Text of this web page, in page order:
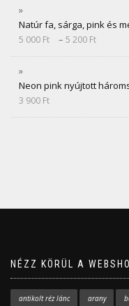
Natúr fa, sárga, pink és
5 000 Ft – 5 200 Ft
Neon pink nyújtott
3 900 Ft
NÉZZ KÖRÜL A
antikolt réz lánc arany